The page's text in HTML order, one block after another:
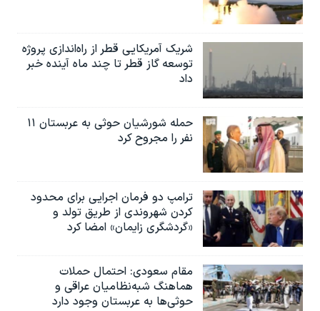
شریک آمریکایی قطر از راه‌اندازی پروژه
توسعه گاز قطر تا چند ماه آینده خبر
داد
حمله شورشیان حوثی به عربستان ۱۱
نفر را مجروح کرد
ترامپ دو فرمان اجرایی برای محدود
کردن شهروندی از طریق تولد و
«گردشگری زایمان» امضا کرد
مقام سعودی: احتمال حملات
هماهنگ شبه‌نظامیان عراقی و
حوثی‌ها به عربستان وجود دارد